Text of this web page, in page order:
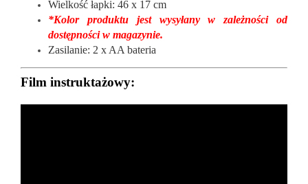
Wielkość łapki: 46 x 17 cm
*Kolor produktu jest wysyłany w zależności od
dostępności w magazynie.
Zasilanie: 2 x AA bateria
Film instruktażowy: